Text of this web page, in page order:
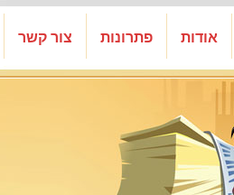
אודות פתרונות צור קשר